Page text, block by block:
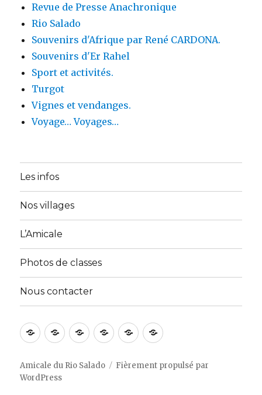
Revue de Presse Anachronique
Rio Salado
Souvenirs d'Afrique par René CARDONA.
Souvenirs d'Er Rahel
Sport et activités.
Turgot
Vignes et vendanges.
Voyage… Voyages…
Les infos
Nos villages
L’Amicale
Photos de classes
Nous contacter
Accueil
A
propos
de
Activités
site
Galerie
Photos
Membres
Nous
Amicale du Rio Salado
Fièrement propulsé par
WordPress